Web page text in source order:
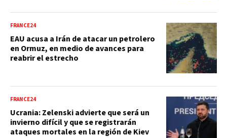
FRANCE24
EAU acusa a Irán de atacar un petrolero
en Ormuz, en medio de avances para
reabrir el estrecho
FRANCE24
Ucrania: Zelenski advierte que será un
invierno difícil y que se registrarán
ataques mortales en la región de Kiev